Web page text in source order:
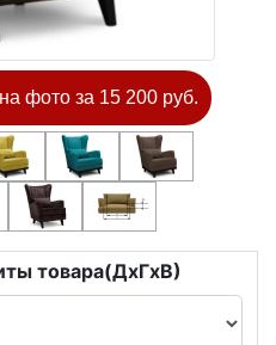
фото за 15 200 руб.
товара(ДxГxВ)